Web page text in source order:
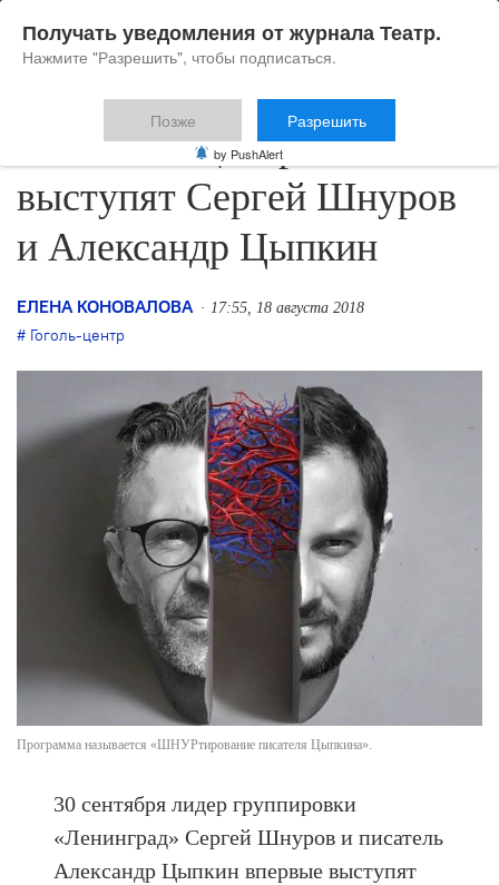
В «Гоголь-центре»
выступят Сергей Шнуров
и Александр Цыпкин
ЕЛЕНА КОНОВАЛОВА 17:55, 18 августа 2018
Гоголь-центр
Программа называется «ШНУРтирование писателя Цыпкина».
30 сентября лидер группировки
«Ленинград» Сергей Шнуров и писатель
Александр Цыпкин впервые выступят
Получать уведомления от журнала Театр.
Нажмите "Разрешить", чтобы подписаться.
Позже Разрешить
by PushAlert